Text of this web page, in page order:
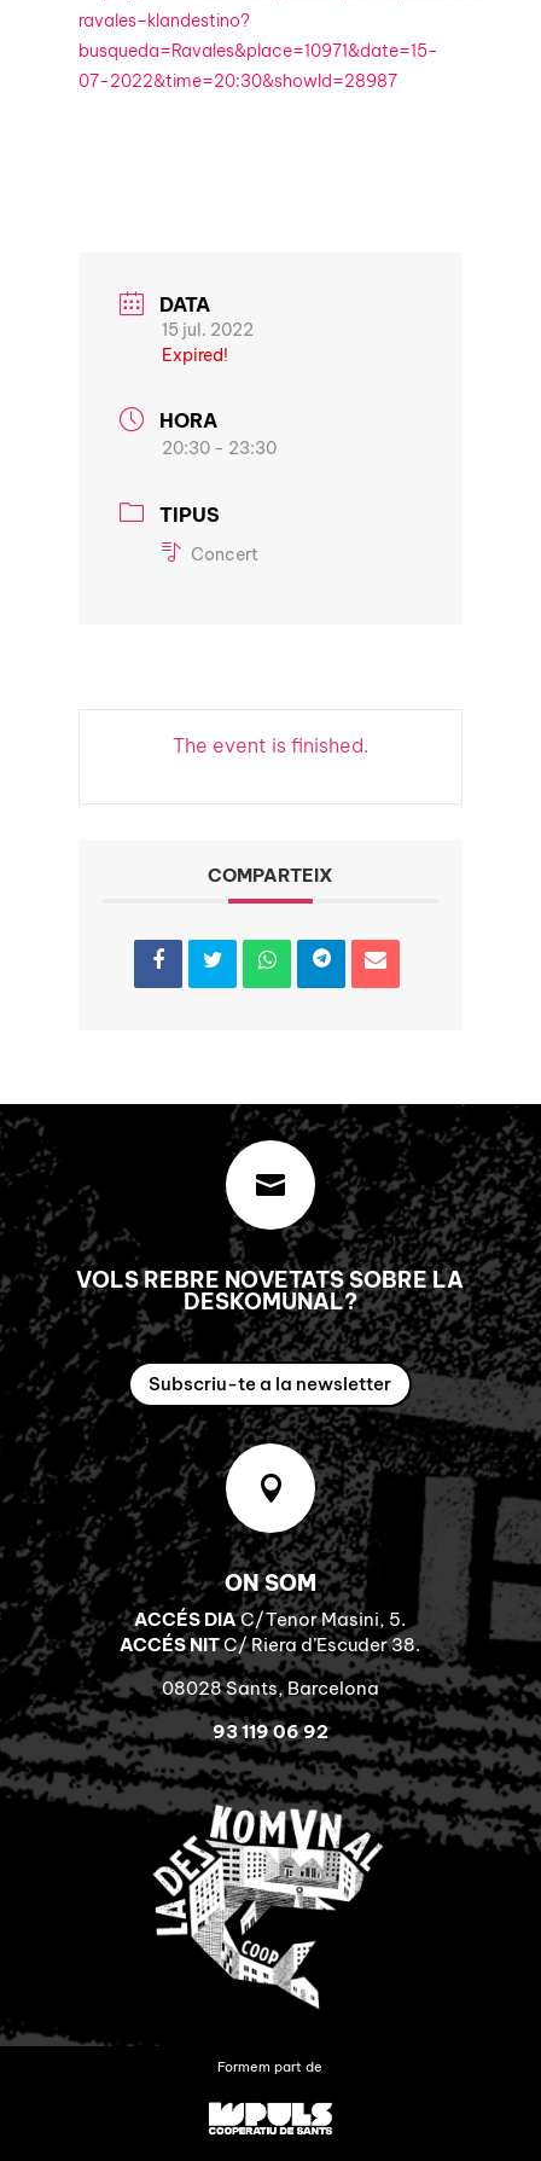
ravales–klandestino?
busqueda=Ravales&place=10971&date=15-
07-2022&time=20:30&showId=28987
DATA
15 jul. 2022
Expired!
HORA
20:30 - 23:30
TIPUS
Concert
The event is finished.
COMPARTEIX

VOLS REBRE NOVETATS SOBRE LA
DESKOMUNAL?
Subscriu-te a la newsletter

ON SOM
ACCÉS DIAC/Tenor Masini, 5.
ACCÉS NITC/ Riera d’Escuder 38.
08028 Sants, Barcelona
93 119 06 92
Formem part de